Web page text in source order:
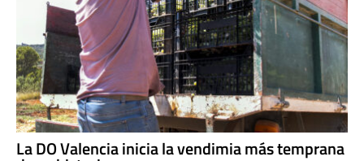
La DO Valencia inicia la vendimia más temprana